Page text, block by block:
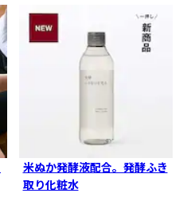
米ぬか発酵液配合。発酵ふき
取り化粧水